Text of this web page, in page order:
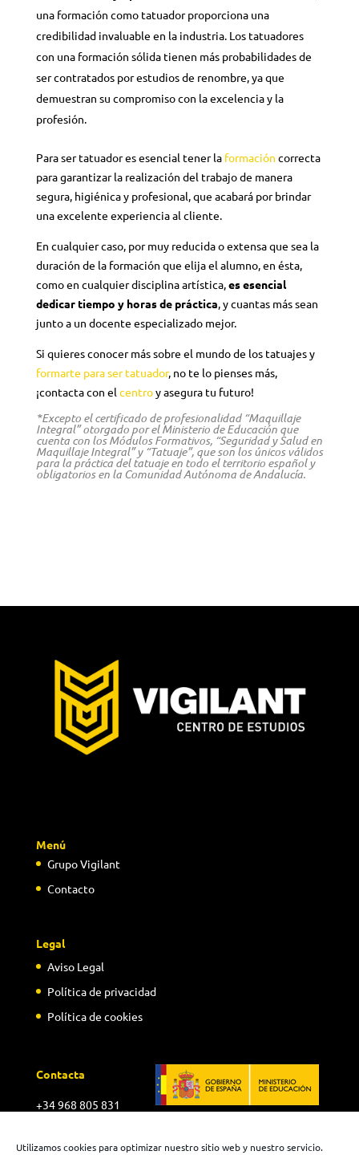
Utilizamos cookies para optimizar nuestro sitio web y nuestro servicio.
una formación como tatuador proporciona una
credibilidad invaluable en la industria. Los tatuadores
con una formación sólida tienen más probabilidades de
ser contratados por estudios de renombre, ya que
demuestran su compromiso con la excelencia y la
profesión.
Para ser tatuador es esencial tener laformación correcta
para garantizar la realización del trabajo de manera
segura, higiénica y profesional, que acabará por brindar
una excelente experiencia al cliente.
En cualquier caso, por muy reducida o extensa que sea la
duración de la formación que elija el alumno, en ésta,
como en cualquier disciplina artística,es esencial
dedicar tiempo y horas de práctica, y cuantas más sean
junto a un docente especializado mejor.
Si quieres conocer más sobre el mundo de los tatuajes y
formarte para ser tatuador, no te lo pienses más,
¡contacta con el centroy asegura tu futuro!
*Excepto el certificado de profesionalidad “Maquillaje
Integral” otorgado por el Ministerio de Educación que
cuenta con los Módulos Formativos, “Seguridad y Salud en
Maquillaje Integral” y “Tatuaje”, que son los únicosválidos
para la práctica del tatuaje en todo el territorio español y
obligatorios en la Comunidad Autónoma de Andalucía.
Menú
Grupo Vigilant
Contacto
Legal
Aviso Legal
Política de privacidad
Política de cookies
Contacta
+34 968 805 831